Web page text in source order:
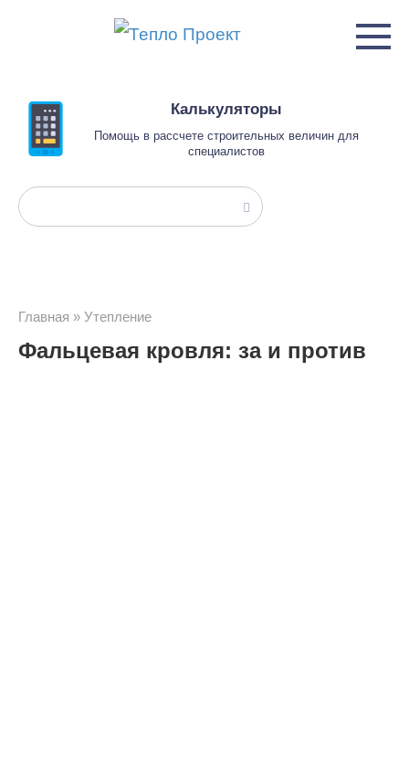
Калькуляторы
Помощь в рассчете строительных величин для
специалистов
Поиск:
Главная » Утепление
Фальцевая кровля: за и против